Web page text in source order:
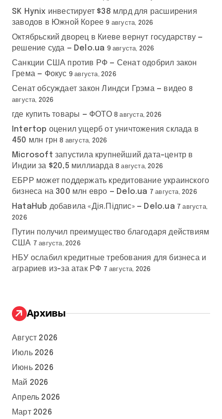
SK Hynix инвестирует $38 млрд для расширения
заводов в Южной Корее 9 августа, 2026
Октябрьский дворец в Киеве вернут государству —
решение суда — Delo.ua 9 августа, 2026
Санкции США против РФ — Сенат одобрил закон
Грема — Фокус 9 августа, 2026
Сенат обсуждает закон Линдси Грэма — видео 8
августа, 2026
где купить товары — ФОТО 8 августа, 2026
Intertop оценил ущерб от уничтожения склада в
450 млн грн 8 августа, 2026
Microsoft запустила крупнейший дата-центр в
Индии за $20,5 миллиарда 8 августа, 2026
ЕБРР может поддержать кредитование украинского
бизнеса на 300 млн евро — Delo.ua 7 августа, 2026
HataHub добавила «Дія.Підпис» — Delo.ua 7 августа,
2026
Путин получил преимущество благодаря действиям
США 7 августа, 2026
НБУ ослабил кредитные требования для бизнеса и
аграриев из-за атак РФ 7 августа, 2026
Архивы
Август 2026
Июль 2026
Июнь 2026
Май 2026
Апрель 2026
Март 2026